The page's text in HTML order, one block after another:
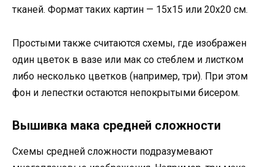
тканей. Формат таких картин — 15х15 или 20х20 см.
Простыми также считаются схемы, где изображен
один цветок в вазе или мак со стеблем и листком
либо несколько цветков (например, три). При этом
фон и лепестки остаются непокрытыми бисером.
Вышивка мака средней сложности
Схемы средней сложности подразумевают